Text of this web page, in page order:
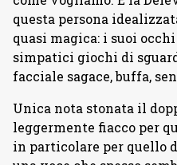
questa persona
quasi magica: i suoi
simpatici giochi di
facciale sagace, buffa,
Unica nota stonata il
leggermente fiacco per
in particolare per quello